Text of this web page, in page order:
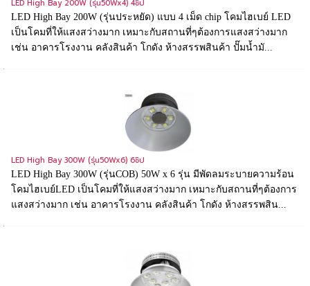
LED High Bay 200W (รุ่น50Wx4) 4ชิป
LED High Bay 200W (รุ่นประหยัด) แบบ 4 เม็ด chip โคมไฮเบย์ LED
เป็นโคมที่ให้แสงสว่างมาก เหมาะกับสถานที่ๆต้องการแสงสว่างมาก
เช่น อาคารโรงงาน คลังสินค้า โกดัง ห้างสรรพสินค้า ปั๊มน้ำมั...
LED High Bay 300W (รุ่น50Wx6) 6ชิป
LED High Bay 300W (รุ่นCOB) 50W x 6 รุ่น มีพัดลมระบายความร้อน
โคมไฮเบย์LED เป็นโคมที่ให้แสงสว่างมาก เหมาะกับสถานที่ๆต้องการ
แสงสว่างมาก เช่น อาคารโรงงาน คลังสินค้า โกดัง ห้างสรรพสิน...